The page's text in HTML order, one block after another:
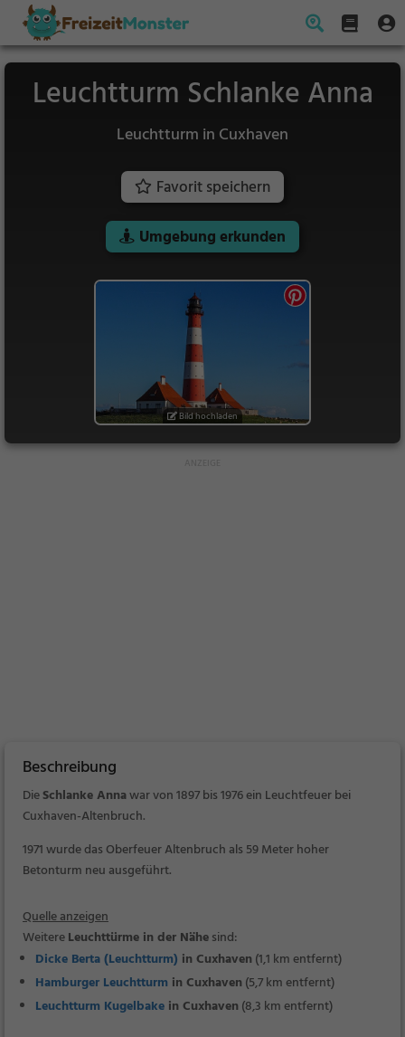
Leuchtturm Schlanke Anna
Leuchtturm in Cuxhaven
Favorit speichern
Umgebung erkunden
Bild hochladen
Beschreibung
DieSchlanke Annawar von 1897 bis 1976 ein Leuchtfeuer bei
Cuxhaven-Altenbruch.
1971 wurde das Oberfeuer Altenbruch als 59 Meter hoher
Betonturm neu ausgeführt.
Quelle anzeigen
WeitereLeuchttürme in der Nähesind:
Dicke Berta (Leuchtturm) in Cuxhaven (1,1 km entfernt)
Hamburger Leuchtturm in Cuxhaven (5,7 km entfernt)
Leuchtturm Kugelbake in Cuxhaven (8,3 km entfernt)